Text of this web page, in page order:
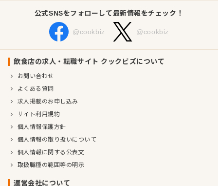
幸せを考える企業でありたい。
これからも「食」の安全を第一に、オリジナリティあふれる事
業を展開していきたいと考えています。
業種／業態
バール・バー、カフェ、ホテル・旅館、その他
事業内容
1. 隣人交流型賃貸住宅「ソーシャルアパートメント」の開
2. ライフスタイルホテルの開発・運営
3. ワークスペースの開発・運営
5. 直営物件を利用したプロモーション・ロケーションサー
ビス
代表者 代表取締役社長 山﨑 剛
事業所 東京都渋谷区神南1丁目20番13号TheMillennials渋谷
公式SNSをフォローして最新情報をチェック！
@cookbiz @cookbiz
飲食店の求人・転職サイト クックビズについて
お問い合わせ
よくある質問
求人掲載のお申し込み
サイト利用規約
個人情報保護方針
個人情報の取り扱いについて
個人情報に関する公表文
取扱職種の範囲等の明示
運営会社について